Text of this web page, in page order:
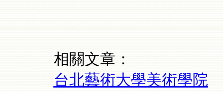
相關文章：
台北藝術大學美術學院